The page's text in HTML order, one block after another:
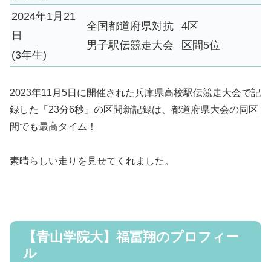
2024年1月21
日
(3年生)
全国都道府県対抗
男子駅伝競走大会
4区
区間5位
2023年11月5日に開催された兵庫県高校駅伝競走大会で記
録した「23分6秒」の区間新記録は、都道府県大会の同区
間でも最高タイム！
素晴らしい走りを見せてくれました。
【青山学院大】福冨翔のプロフィー
ル